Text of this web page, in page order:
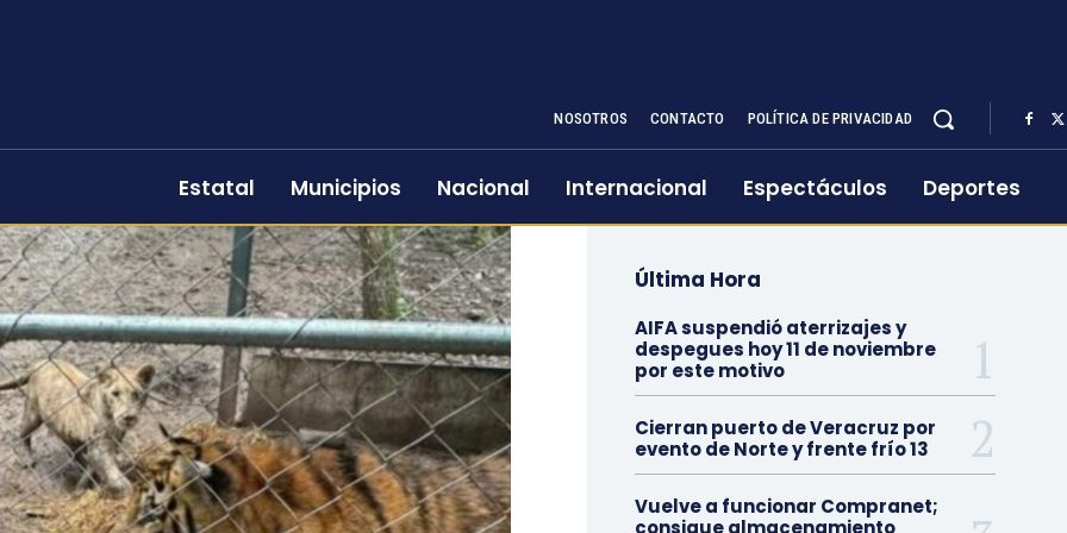
NOSOTROS CONTACTO POLÍTICA DE PRIVACIDAD
Estatal Municipios Nacional Internacional Espectáculos Deportes
Última Hora
AIFA suspendió aterrizajes y
despegues hoy 11 de noviembre
por este motivo
Cierran puerto de Veracruz por
evento de Norte y frente frío 13
Vuelve a funcionar Compranet;
consigue almacenamiento